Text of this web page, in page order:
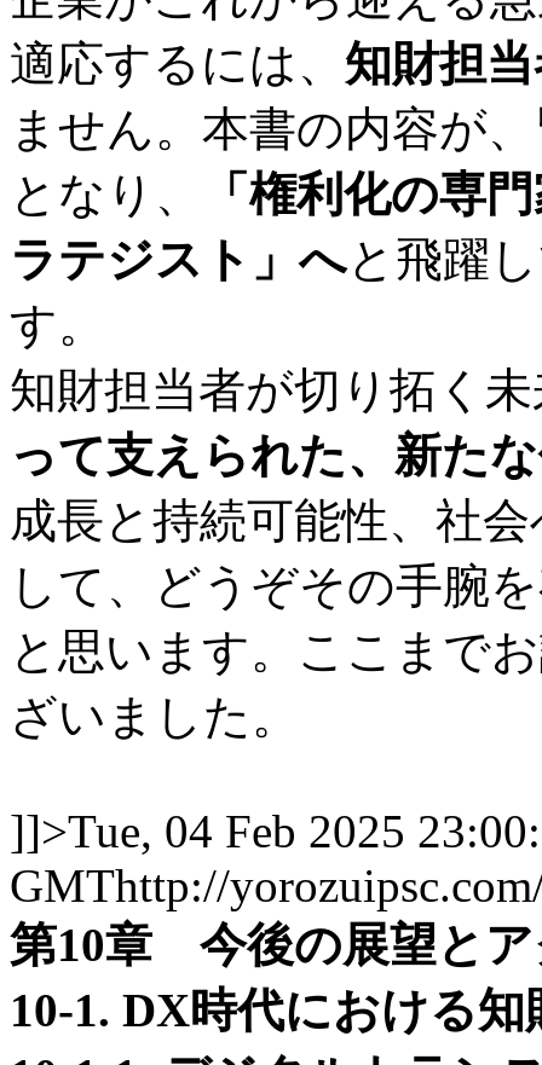
適応するには、 知財担
ません。本書の内容が
となり、
「権利化の専
ラテジスト」へと飛躍
す。
知財担当者が切り拓く
って支えられた、新た
成長と持続可能性、社
して、どうぞその手腕
と思います。ここまで
ざいました。
]]>Tue, 04 Feb 2025
GMThttp://
第10章 今後の展望と
10-1. DX時代における知